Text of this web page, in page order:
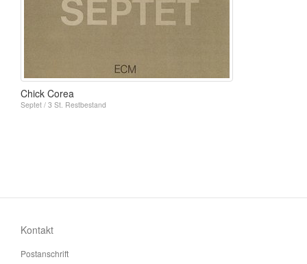
Chick Corea
Septet / 3 St. Restbestand
Kontakt
Postanschrift